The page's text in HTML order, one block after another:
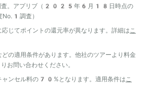
調査。アプリブ（2025年6月18日時点の
調査）
てポイントの還元率が異なります。詳細は こ
適用条件があります。他社のツアーより料金
りお問い合わせください。
ンセル料の70%となります。適用条件は こ